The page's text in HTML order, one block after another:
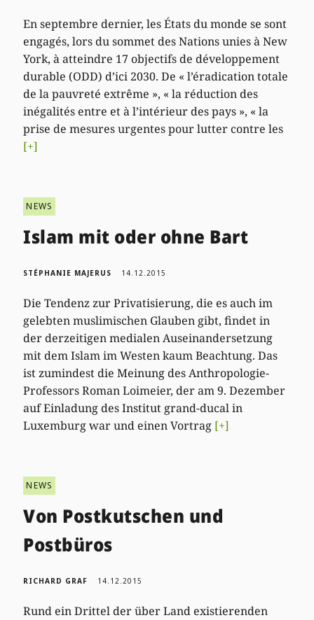
En septembre dernier, les États du monde se sont
engagés, lors du sommet des Nations unies à New
York, à atteindre 17 objectifs de développement
durable (ODD) d’ici 2030. De « l’éradication totale
de la pauvreté extrême », « la réduction des
inégalités entre et à l’intérieur des pays », « la
prise de mesures urgentes pour lutter contre les
[+]
NEWS
Islam mit oder ohne Bart
STÉPHANIE MAJERUS 14.12.2015
Die Tendenz zur Privatisierung, die es auch im
gelebten muslimischen Glauben gibt, findet in
der derzeitigen medialen Auseinandersetzung
mit dem Islam im Westen kaum Beachtung. Das
ist zumindest die Meinung des Anthropologie-
Professors Roman Loimeier, der am 9. Dezember
auf Einladung des Institut grand-ducal in
Luxemburg war und einen Vortrag [+]
NEWS
Von Postkutschen und
Postbüros
RICHARD GRAF 14.12.2015
Rund ein Drittel der über Land existierenden